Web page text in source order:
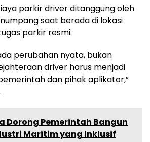
parkir driver ditanggung oleh
saat berada di lokasi
parkir resmi.
perubahan nyata, bukan
driver harus menjadi
dan pihak aplikator,”
Dorong Pemerintah Bangun
Maritim yang Inklusif